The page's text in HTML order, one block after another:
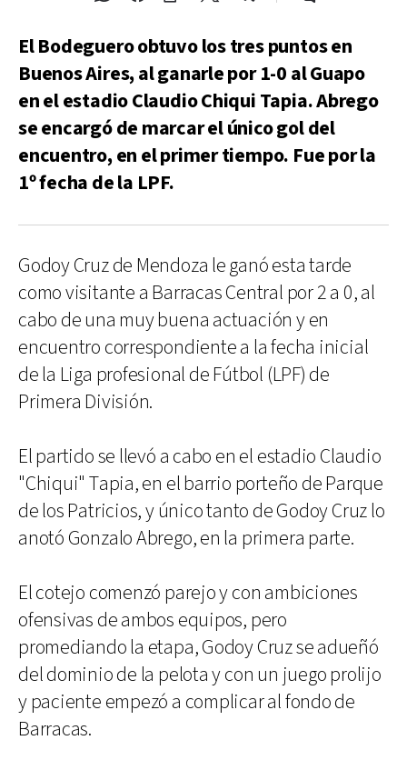
El Bodeguero obtuvo los tres puntos en
Buenos Aires, al ganarle por 1-0 al Guapo
en el estadio Claudio Chiqui Tapia. Abrego
se encargó de marcar el único gol del
encuentro, en el primer tiempo. Fue por la
1º fecha de la LPF.
Godoy Cruz de Mendoza le ganó esta tarde
como visitante a Barracas Central por 2 a 0, al
cabo de una muy buena actuación y en
encuentro correspondiente a la fecha inicial
de la Liga profesional de Fútbol (LPF) de
Primera División.
El partido se llevó a cabo en el estadio Claudio
"Chiqui" Tapia, en el barrio porteño de Parque
de los Patricios, y único tanto de Godoy Cruz lo
anotó Gonzalo Abrego, en la primera parte.
El cotejo comenzó parejo y con ambiciones
ofensivas de ambos equipos, pero
promediando la etapa, Godoy Cruz se adueñó
del dominio de la pelota y con un juego prolijo
y paciente empezó a complicar al fondo de
Barracas.